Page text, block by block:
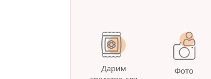
Дарим
Фото